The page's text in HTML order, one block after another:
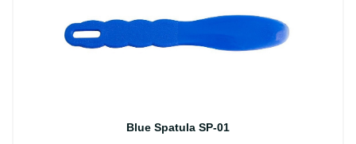
Blue Spatula SP-01